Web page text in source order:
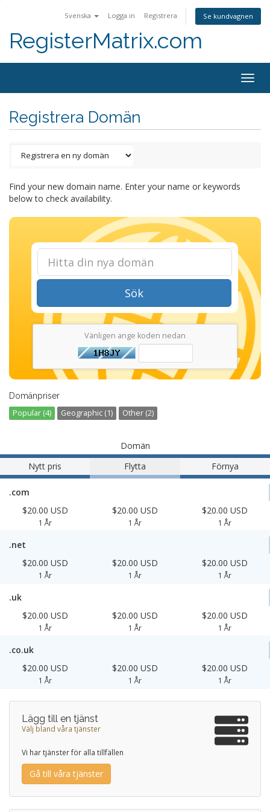
Svenska Logga in Registrera Se kundvagnen
RegisterMatrix.com
Registrera Domän
Find your new domain name. Enter your name or keywords
below to check availability.
Sök
Vänligen ange koden nedan
Domänpriser
Popular (4) Geographic (1) Other (2)
Domän
Nytt pris
Flytta Förnya
.com
$20.00 USD
1 År
$20.00 USD
1 År
$20.00 USD
1 År
.net
$20.00 USD
1 År
$20.00 USD
1 År
$20.00 USD
1 År
.uk
$20.00 USD
1 År
$20.00 USD
1 År
$20.00 USD
1 År
.co.uk
$20.00 USD
1 År
$20.00 USD
1 År
$20.00 USD
1 År
Lägg till en tjänst
Välj bland våra tjänster
Vi har tjänster för alla tillfällen
Gå till våra tjänster